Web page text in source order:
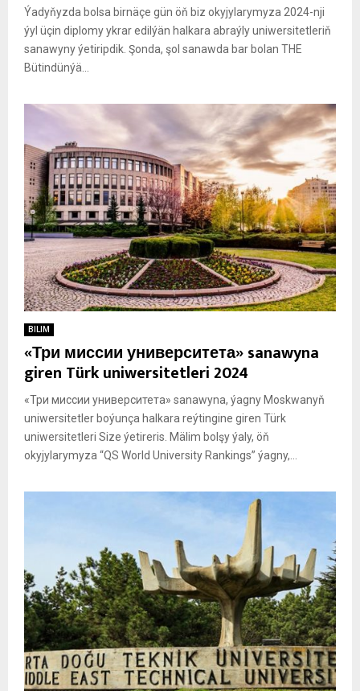
Ýadyňyzda bolsa birnäçe gün öň biz okyjylarymyza 2024-nji
ýyl üçin diplomy ykrar edilýän halkara abraýly uniwersitetleriň
sanawyny ýetiripdik. Şonda, şol sanawda bar bolan THE
Bütindünýä...
BILIM
«Три миссии университета» sanawyna
giren Türk uniwersitetleri 2024
«Три миссии университета» sanawyna, ýagny Moskwanyň
uniwersitetler boýunça halkara reýtingine giren Türk
uniwersitetleri Size ýetireris. Mälim bolşy ýaly, öň
okyjylarymyza “QS World University Rankings” ýagny,...